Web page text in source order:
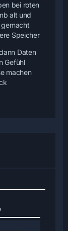
bei roten
alt und
gemacht
Speicher
Daten
Gefühl
machen